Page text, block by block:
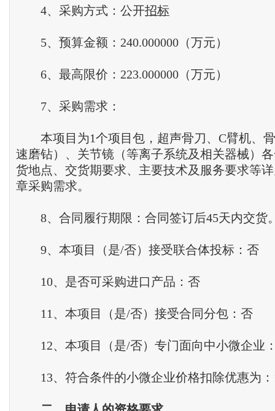
4、采购方式：公开招标
5、预算金额：240.000000（万元）
6、最高限价：223.000000（万元）
7、采购需求：
本项目为1个项目包，超声骨刀、C臂机、
速磨钻）、关节镜（等离子系统及相关器械）
货地点、交货期要求、主要技术及服务要求等
章采购需求。
8、合同履行期限：合同签订后45天内交货
9、本项目（是/否）接受联合体投标：否
10、是否可采购进口产品：否
11、本项目（是/否）接受合同分包：否
12、本项目（是/否）专门面向中小微企业
13、符合条件的小微企业价格扣除优惠为：